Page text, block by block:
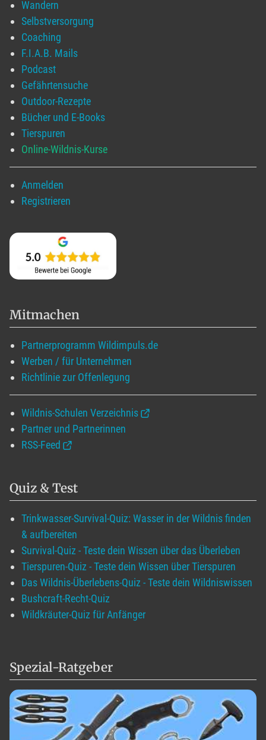
Wandern
Selbstversorgung
Coaching
F.I.A.B. Mails
Podcast
Gefährtensuche
Outdoor-Rezepte
Bücher und E-Books
Tierspuren
Online-Wildnis-Kurse
Anmelden
Registrieren
Mitmachen
Partnerprogramm Wildimpuls.de
Werben / für Unternehmen
Richtlinie zur Offenlegung
Wildnis-Schulen Verzeichnis
Partner und Partnerinnen
RSS-Feed
Quiz & Test
Trinkwasser-Survival-Quiz: Wasser in der Wildnis finden
& aufbereiten
Survival-Quiz - Teste dein Wissen über das Überleben
Tierspuren-Quiz - Teste dein Wissen über Tierspuren
Das Wildnis-Überlebens-Quiz - Teste dein Wildniswissen
Bushcraft-Recht-Quiz
Wildkräuter-Quiz für Anfänger
Spezial-Ratgeber